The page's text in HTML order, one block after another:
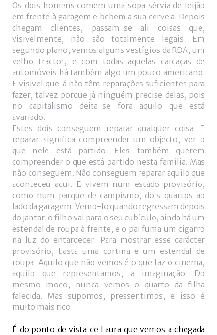
Os dois homens comem uma sopa sérvia de feijão
em frente à garagem e bebem a sua cerveja. Depois
chegam clientes, passam-se ali coisas que,
visivelmente, não são totalmente legais. Em
segundo plano, vemos alguns vestígios da RDA, um
velho tractor, e com todas aquelas carcaças de
automóveis há também algo um pouco americano.
É visível que já não têm reparações suficientes para
fazer, talvez porque já ninguém precise delas, pois
no capitalismo deita-se fora aquilo que está
avariado.
Estes dois conseguem reparar qualquer coisa. E
reparar significa compreender um objecto, ver o
que nele está partido. Eles também querem
compreender o que está partido nesta família. Mas
não conseguem. Não conseguem reparar aquilo que
aconteceu aqui. E vivem num estado provisório,
como num parque de campismo, dois quartos ao
lado da garagem. Vemo-lo quando regressam depois
do jantar: o filho vai para o seu cubículo, ainda há um
estendal de roupa à frente, e o pai fuma um cigarro
na luz do entardecer. Para mostrar esse carácter
provisório, basta uma cortina e um estendal de
roupa. Aquilo que não vemos é o que faz o cinema,
aquilo que representamos, a imaginação. Do
mesmo modo, nunca vemos o quarto da filha
falecida. Mas supomos, pressentimos, e isso é
muito mais rico.
É do ponto de vista de Laura que vemos a chegada